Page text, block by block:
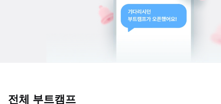
전체 부트캠프